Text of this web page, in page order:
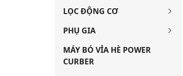
LỌC ĐỘNG CƠ
PHỤ GIA
MÁY BÓ VỈA HÈ POWER
CURBER